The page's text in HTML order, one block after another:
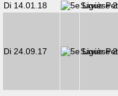
Di 14.01.18
Savièse 2
Di 24.09.17 Savièse 2